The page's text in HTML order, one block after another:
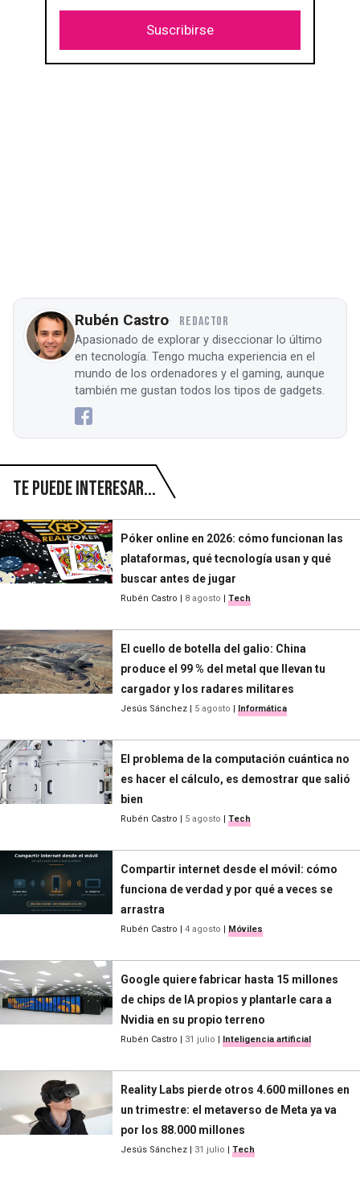
Suscribirse
Rubén Castro REDACTOR
Apasionado de explorar y diseccionar lo último
en tecnología. Tengo mucha experiencia en el
mundo de los ordenadores y el gaming, aunque
también me gustan todos los tipos de gadgets.
Te puede interesar...
Póker online en 2026: cómo funcionan las
plataformas, qué tecnología usan y qué
buscar antes de jugar
Rubén Castro 8 agosto Tech
El cuello de botella del galio: China
produce el 99 % del metal que llevan tu
cargador y los radares militares
Jesús Sánchez 5 agosto Informática
El problema de la computación cuántica no
es hacer el cálculo, es demostrar que salió
bien
Rubén Castro 5 agosto Tech
Compartir internet desde el móvil: cómo
funciona de verdad y por qué a veces se
arrastra
Rubén Castro 4 agosto Móviles
Google quiere fabricar hasta 15 millones
de chips de IA propios y plantarle cara a
Nvidia en su propio terreno
Rubén Castro 31 julio Inteligencia artificial
Reality Labs pierde otros 4.600 millones en
un trimestre: el metaverso de Meta ya va
por los 88.000 millones
Jesús Sánchez 31 julio Tech